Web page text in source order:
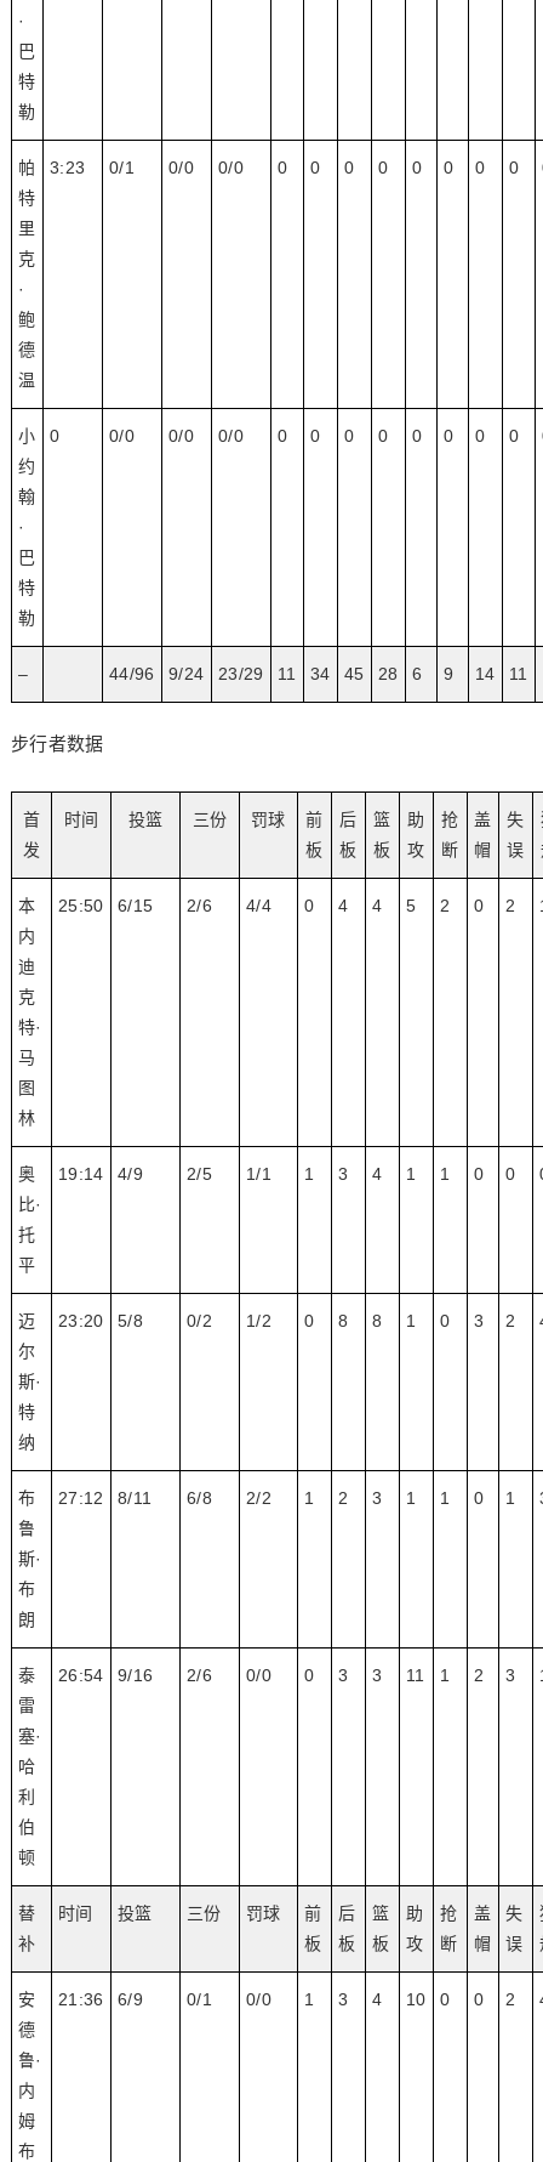
·
巴
特
勒
帕
特
里
克
·
鲍
德
温
3:23 0/1 0/0 0/0 0 0 0 0 0 0 0 0
小
约
翰
·
巴
特
勒
0 0/0 0/0 0/0 0 0 0 0 0 0 0 0
– 44/96 9/24 23/29 11 34 45 28 6 9 14 11
步行者数据
首
发
时间 投篮 三份 罚球
前
板
后
板
篮
板
助
攻
抢
断
盖
帽
失
误
本
内
迪
克
特·
马
图
林
25:50 6/15 2/6 4/4 0 4 4 5 2 0 2
奥
比·
托
平
19:14 4/9 2/5 1/1 1 3 4 1 1 0 0
迈
尔
斯·
特
纳
23:20 5/8 0/2 1/2 0 8 8 1 0 3 2
布
鲁
斯·
布
朗
27:12 8/11 6/8 2/2 1 2 3 1 1 0 1
泰
雷
塞·
哈
利
伯
顿
26:54 9/16 2/6 0/0 0 3 3 11 1 2 3
替
补
时间 投篮 三份 罚球
前
板
后
板
篮
板
助
攻
抢
断
盖
帽
失
误
安
德
鲁·
内
姆
布
21:36 6/9 0/1 0/0 1 3 4 10 0 0 2